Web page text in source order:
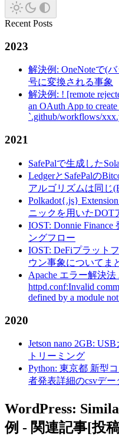
Recent Posts
2023
解決例: OneNoteで(
号に変換される事象
解決例: ! [remote
an OAuth App to
`.github/workflows/
2021
SafePalで生成した
LedgerとSafePalの
アルゴリズムは同じ
Polkadot{.js}
ニックを用いたDOT
IOST: Donnie
ングフロー
IOST: DeFiプラット
ウン事象についてま
Apache エラー解決法
httpd.conf:Invalid
defined by a module
2020
Jetson nano 2GB:
トリーミング
Python: 東京都 新型
者発表詳細のcsvデ
WordPress:
例 - 関連記事[投